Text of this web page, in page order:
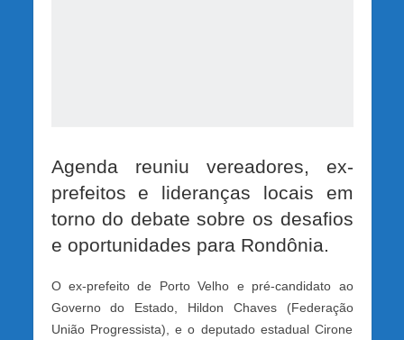
Agenda reuniu vereadores, ex-
prefeitos e lideranças locais em
torno do debate sobre os desafios
e oportunidades para Rondônia.
O ex-prefeito de Porto Velho e pré-candidato ao
Governo do Estado, Hildon Chaves (Federação
União Progressista), e o deputado estadual Cirone